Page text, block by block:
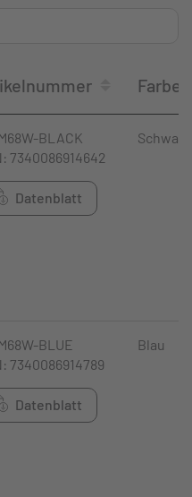
Farbe
BLACK
7340086914642
Datenblatt
Schwarz
BLUE
7340086914789
Datenblatt
Blau